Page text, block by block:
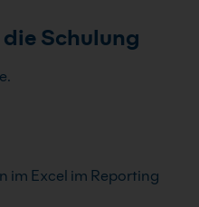
Schulung
im Excel im Reporting